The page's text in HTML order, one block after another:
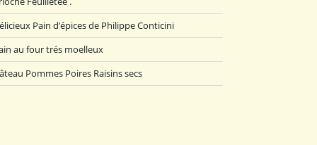
Pain d’épices de Philippe Conticini
au four trés moelleux
Pommes Poires Raisins secs